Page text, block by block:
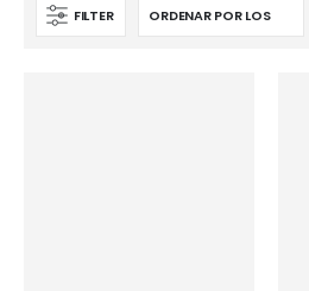
FILTER